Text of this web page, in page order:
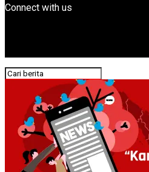
Connect with us